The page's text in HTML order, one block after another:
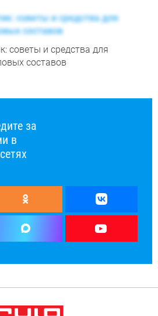
советы и средства для
составов
за
в